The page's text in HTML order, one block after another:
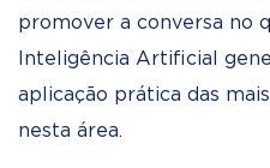
promover a conversa no
Inteligência Artificial
aplicação prática das
nesta área.